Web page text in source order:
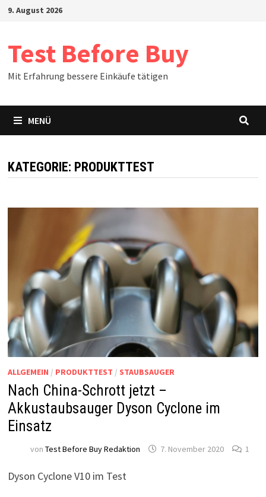
Zum9. August 2026
Test Before Buy
Mit Erfahrung bessere Einkäufe tätigen
MENÜ
KATEGORIE: PRODUKTTEST
ALLGEMEIN / PRODUKTTEST / STAUBSAUGER
Nach China-Schrott jetzt –
Akkustaubsauger Dyson Cyclone im
Einsatz
von Test Before Buy Redaktion 7. November 2020 1
Dyson Cyclone V10 im Test